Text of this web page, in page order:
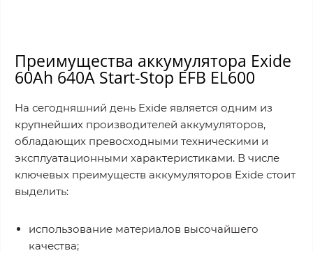
Преимущества аккумулятора Exide
60Ah 640A Start-Stop EFB EL600
На сегодняшний день Exide является одним из
крупнейших производителей аккумуляторов,
обладающих превосходными техническими и
эксплуатационными характеристиками. В числе
ключевых преимуществ аккумуляторов Exide стоит
выделить:
использование материалов высочайшего
качества;